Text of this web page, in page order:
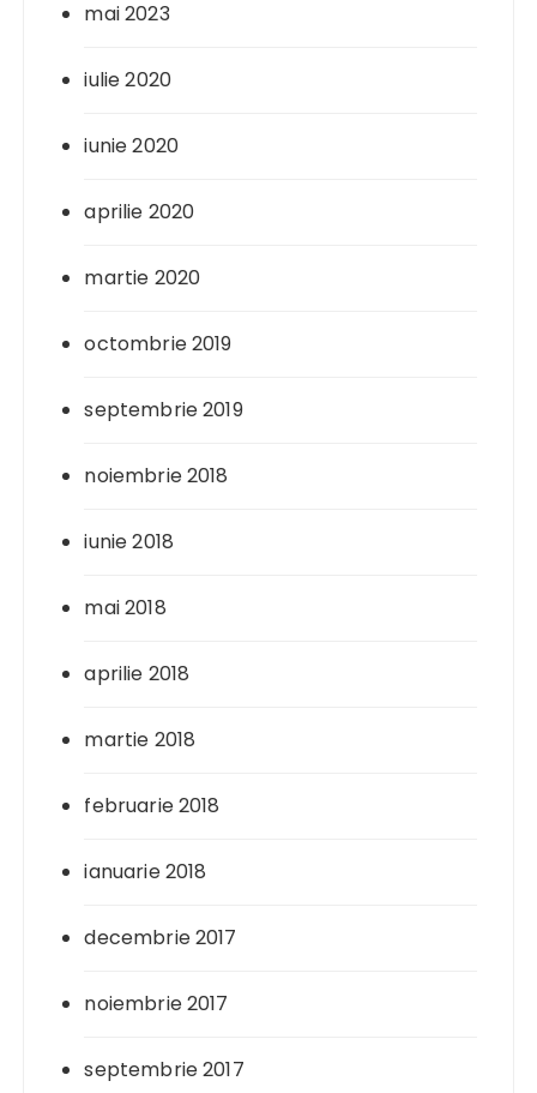
mai 2023
iulie 2020
iunie 2020
aprilie 2020
martie 2020
octombrie 2019
septembrie 2019
noiembrie 2018
iunie 2018
mai 2018
aprilie 2018
martie 2018
februarie 2018
ianuarie 2018
decembrie 2017
noiembrie 2017
septembrie 2017